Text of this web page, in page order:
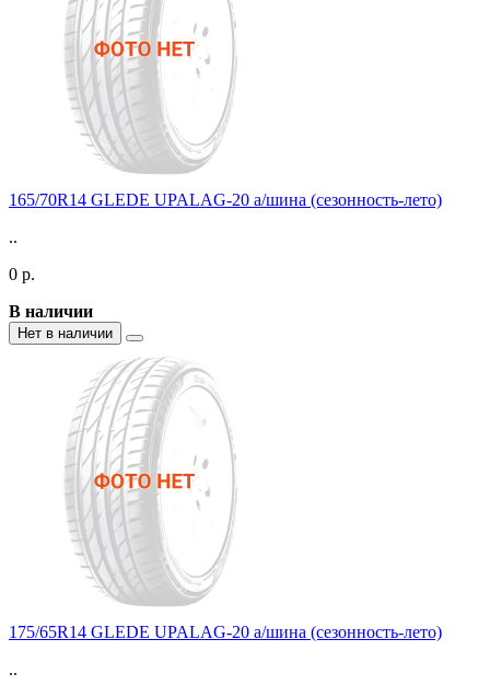
165/70R14 GLEDE UPALAG-20 а/шина (сезонность-лето)
..
0 р.
В наличии
Нет в наличии
175/65R14 GLEDE UPALAG-20 а/шина (сезонность-лето)
..